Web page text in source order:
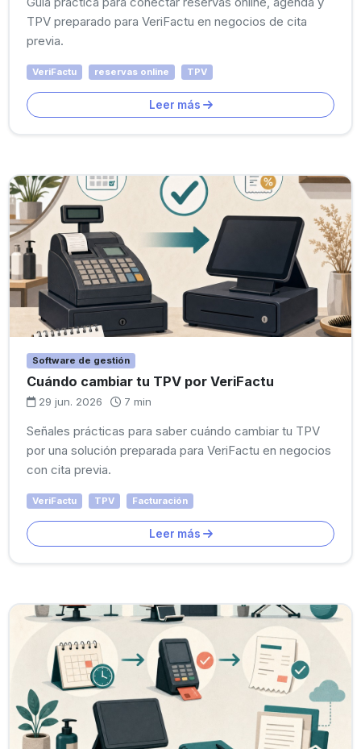
TPV preparado para VeriFactu en negocios de cita
previa.
VeriFactu reservas online TPV
Leer más
Software de gestión
Cuándo cambiar tu TPV por VeriFactu
29 jun. 2026 7 min
Señales prácticas para saber cuándo cambiar tu TPV
por una solución preparada para VeriFactu en negocios
con cita previa.
VeriFactu TPV Facturación
Leer más